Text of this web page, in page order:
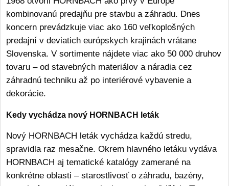
kombinovanú predajňu pre stavbu a záhradu. Dnes
koncern prevádzkuje viac ako 160 veľkoplošných
predajní v deviatich európskych krajinách vrátane
Slovenska. V sortimente nájdete viac ako 50 000 druhov
tovaru – od stavebných materiálov a náradia cez
záhradnú techniku až po interiérové vybavenie a
dekorácie.
Kedy vychádza nový HORNBACH leták
Nový HORNBACH leták vychádza každú stredu,
spravidla raz mesačne. Okrem hlavného letáku vydáva
HORNBACH aj tematické katalógy zamerané na
konkrétne oblasti – starostlivosť o záhradu, bazény,